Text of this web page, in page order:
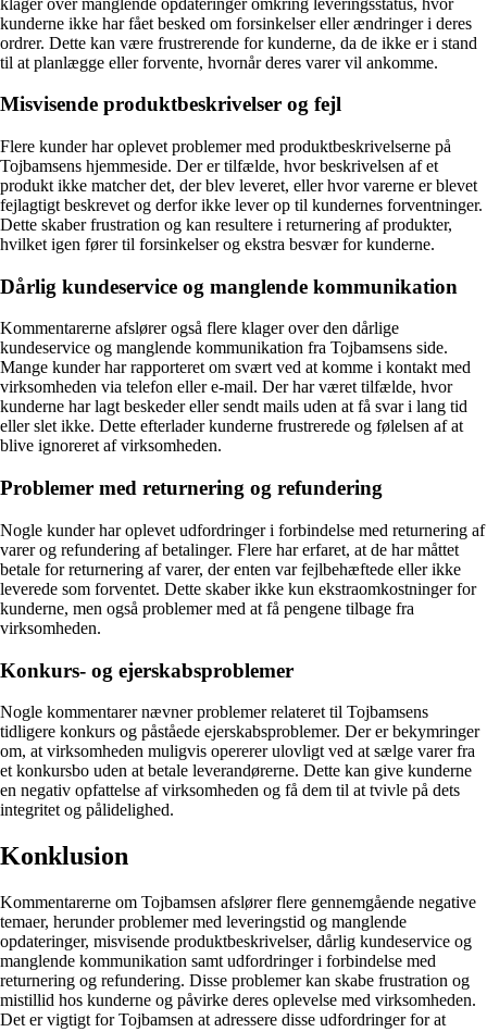
kunderne ikke har fået besked om forsinkelser eller ændringer i deres
ordrer. Dette kan være frustrerende for kunderne, da de ikke er i stand
til at planlægge eller forvente, hvornår deres varer vil ankomme.
Misvisende produktbeskrivelser og fejl
Flere kunder har oplevet problemer med produktbeskrivelserne på
Tojbamsens hjemmeside. Der er tilfælde, hvor beskrivelsen af et
produkt ikke matcher det, der blev leveret, eller hvor varerne er blevet
fejlagtigt beskrevet og derfor ikke lever op til kundernes forventninger.
Dette skaber frustration og kan resultere i returnering af produkter,
hvilket igen fører til forsinkelser og ekstra besvær for kunderne.
Dårlig kundeservice og manglende kommunikation
Kommentarerne afslører også flere klager over den dårlige
kundeservice og manglende kommunikation fra Tojbamsens side.
Mange kunder har rapporteret om svært ved at komme i kontakt med
virksomheden via telefon eller e-mail. Der har været tilfælde, hvor
kunderne har lagt beskeder eller sendt mails uden at få svar i lang tid
eller slet ikke. Dette efterlader kunderne frustrerede og følelsen af at
blive ignoreret af virksomheden.
Problemer med returnering og refundering
Nogle kunder har oplevet udfordringer i forbindelse med returnering af
varer og refundering af betalinger. Flere har erfaret, at de har måttet
betale for returnering af varer, der enten var fejlbehæftede eller ikke
leverede som forventet. Dette skaber ikke kun ekstraomkostninger for
kunderne, men også problemer med at få pengene tilbage fra
virksomheden.
Konkurs- og ejerskabsproblemer
Nogle kommentarer nævner problemer relateret til Tojbamsens
tidligere konkurs og påståede ejerskabsproblemer. Der er bekymringer
om, at virksomheden muligvis opererer ulovligt ved at sælge varer fra
et konkursbo uden at betale leverandørerne. Dette kan give kunderne
en negativ opfattelse af virksomheden og få dem til at tvivle på dets
integritet og pålidelighed.
Konklusion
Kommentarerne om Tojbamsen afslører flere gennemgående negative
temaer, herunder problemer med leveringstid og manglende
opdateringer, misvisende produktbeskrivelser, dårlig kundeservice og
manglende kommunikation samt udfordringer i forbindelse med
returnering og refundering. Disse problemer kan skabe frustration og
mistillid hos kunderne og påvirke deres oplevelse med virksomheden.
Det er vigtigt for Tojbamsen at adressere disse udfordringer for at